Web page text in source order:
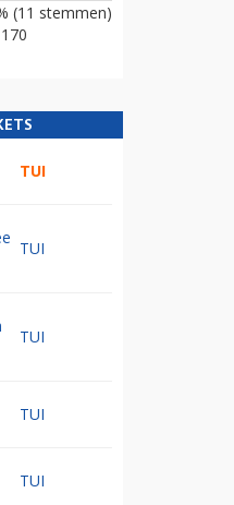
(11 stemmen)
TUI
TUI
TUI
TUI
TUI